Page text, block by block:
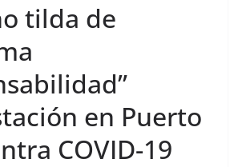
tilda de
en Puerto
COVID-19